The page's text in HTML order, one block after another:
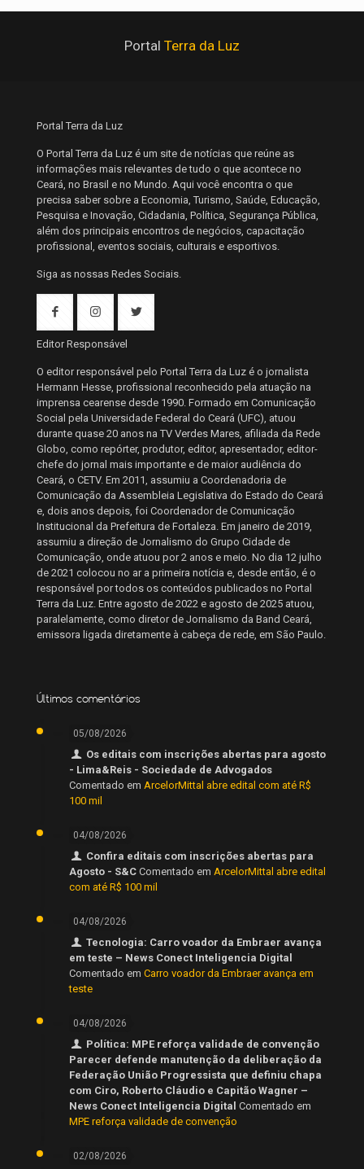
Portal Terra da Luz
Portal Terra da Luz
O Portal Terra da Luz é um site de notícias que reúne as
informações mais relevantes de tudo o que acontece no
Ceará, no Brasil e no Mundo. Aqui você encontra o que
precisa saber sobre a Economia, Turismo, Saúde, Educação,
Pesquisa e Inovação, Cidadania, Política, Segurança Pública,
além dos principais encontros de negócios, capacitação
profissional, eventos sociais, culturais e esportivos.
Siga as nossas Redes Sociais.
Editor Responsável
O editor responsável pelo Portal Terra da Luz é o jornalista
Hermann Hesse, profissional reconhecido pela atuação na
imprensa cearense desde 1990. Formado em Comunicação
Social pela Universidade Federal do Ceará (UFC), atuou
durante quase 20 anos na TV Verdes Mares, afiliada da Rede
Globo, como repórter, produtor, editor, apresentador, editor-
chefe do jornal mais importante e de maior audiência do
Ceará, o CETV. Em 2011, assumiu a Coordenadoria de
Comunicação da Assembleia Legislativa do Estado do Ceará
e, dois anos depois, foi Coordenador de Comunicação
Institucional da Prefeitura de Fortaleza. Em janeiro de 2019,
assumiu a direção de Jornalismo do Grupo Cidade de
Comunicação, onde atuou por 2 anos e meio. No dia 12 julho
de 2021 colocou no ar a primeira notícia e, desde então, é o
responsável por todos os conteúdos publicados no Portal
Terra da Luz. Entre agosto de 2022 e agosto de 2025 atuou,
paralelamente, como diretor de Jornalismo da Band Ceará,
emissora ligada diretamente à cabeça de rede, em São Paulo.
Últimos comentários
05/08/2026
Os editais com inscrições abertas para agosto
- Lima&Reis - Sociedade de Advogados
Comentado em ArcelorMittal abre edital com até R$
100 mil
04/08/2026
Confira editais com inscrições abertas para
Agosto - S&C Comentado em ArcelorMittal abre edital
com até R$ 100 mil
04/08/2026
Tecnologia: Carro voador da Embraer avança
em teste – News Conect Inteligencia Digital
Comentado em Carro voador da Embraer avança em
teste
04/08/2026
Política: MPE reforça validade de convenção
Parecer defende manutenção da deliberação da
Federação União Progressista que definiu chapa
com Ciro, Roberto Cláudio e Capitão Wagner –
News Conect Inteligencia Digital Comentado em
MPE reforça validade de convenção
02/08/2026